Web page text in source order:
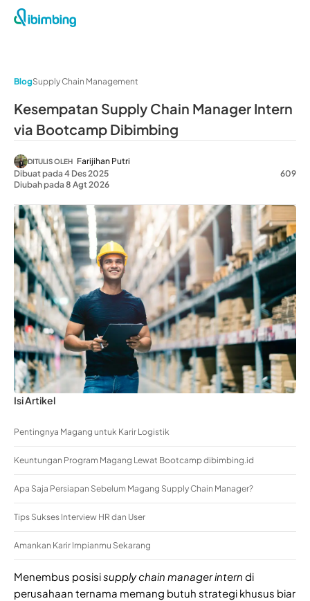
BlogSupply Chain Management
Kesempatan Supply Chain Manager Intern
via Bootcamp Dibimbing
DITULIS OLEH Farijihan Putri
Dibuat pada 4 Des 2025
Diubah pada 8 Agt 2026
609
Isi Artikel
Pentingnya Magang untuk Karir Logistik
Keuntungan Program Magang Lewat Bootcamp dibimbing.id
Apa Saja Persiapan Sebelum Magang Supply Chain Manager?
Tips Sukses Interview HR dan User
Amankan Karir Impianmu Sekarang
Menembus posisisupply chain manager intern di
perusahaan ternama memang butuh strategi khusus biar